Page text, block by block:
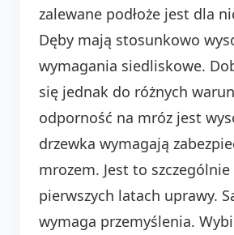
zalewane podłoże jest dla
Dęby mają stosunkowo
wymagania siedliskowe.
się jednak do różnych
odporność na mróz jest
drzewka wymagają
mrozem. Jest to
pierwszych latach uprawy.
wymaga przemyślenia.